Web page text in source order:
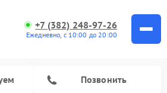
+7 (382) 248-97-26
Ежедневно, с 10:00 до 20:00
Позвонить